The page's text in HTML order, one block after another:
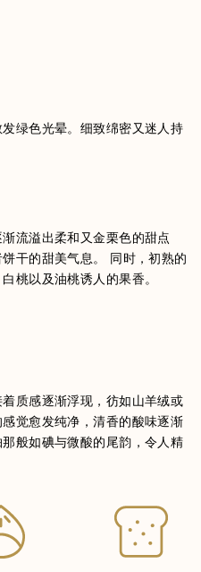
绿色光晕。细致绵密又迷人持
流溢出柔和又金栗色的甜点
干的甜美气息。 同时，初熟的
桃以及油桃诱人的果香。
质感逐渐浮现，彷如山羊绒或
觉愈发纯净，清香的酸味逐渐
般如碘与微酸的尾韵，令人精